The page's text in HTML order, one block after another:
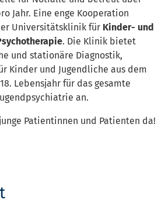
Jahr. Eine enge Kooperation
Universitätsklinik für Kinder- und
. Die Klinik bietet
und stationäre Diagnostik,
Kinder und Jugendliche aus dem
Lebensjahr für das gesamte
an.
Patientinnen und Patienten da!